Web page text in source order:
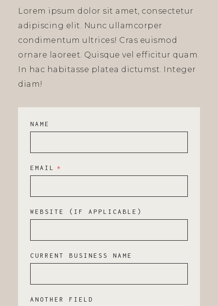
Lorem ipsum dolor sit amet, consectetur
adipiscing elit. Nunc ullamcorper
condimentum ultrices! Cras euismod
ornare laoreet. Quisque vel efficitur quam.
In hac habitasse platea dictumst. Integer
diam!
NAME
EMAIL *
WEBSITE (IF APPLICABLE)
CURRENT BUSINESS NAME
ANOTHER FIELD